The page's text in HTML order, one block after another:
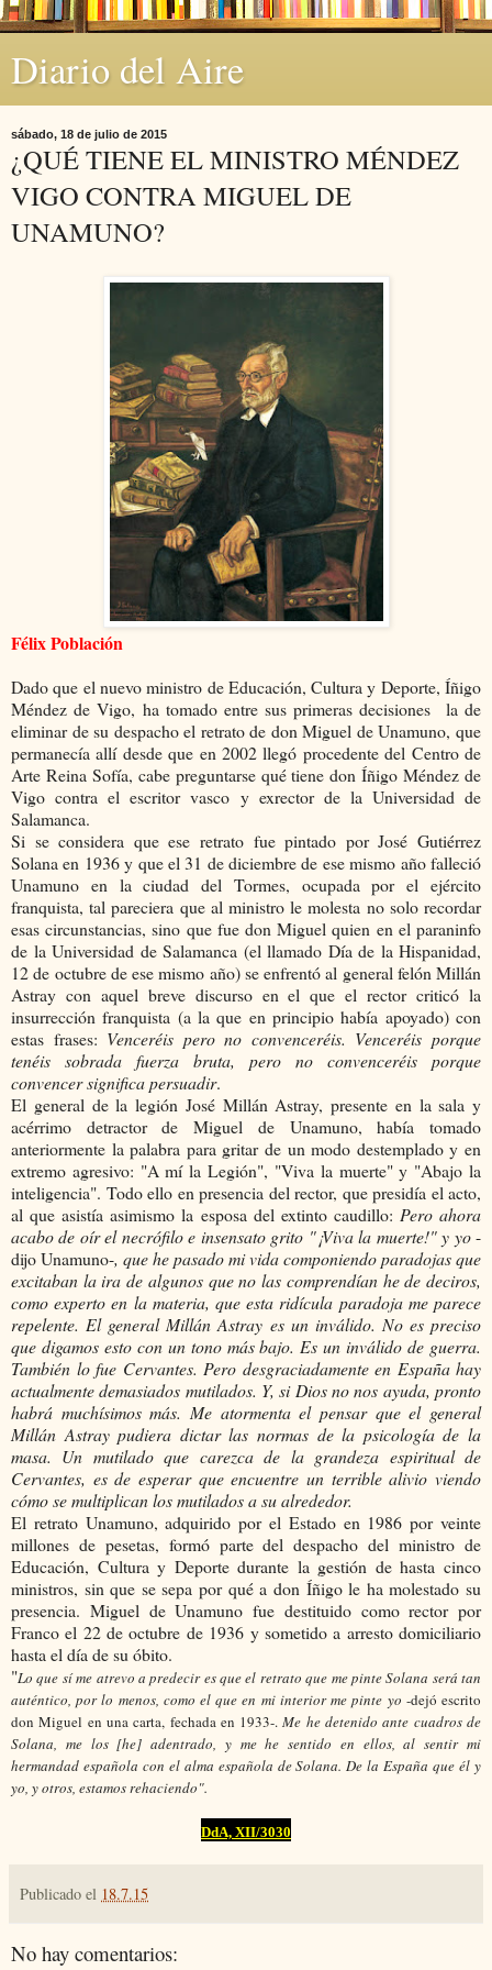
Diario del Aire
sábado, 18 de julio de 2015
¿QUÉ TIENE EL MINISTRO MÉNDEZ
VIGO CONTRA MIGUEL DE
UNAMUNO?
Félix Población
Dado que el nuevo ministro de Educación, Cultura y Deporte, Íñigo
Méndez de Vigo, ha tomado entre sus primeras decisiones
la de
eliminar de su despacho el retrato de don Miguel de Unamuno, que
permanecía allí desde que en 2002 llegó procedente del Centro de
Arte Reina Sofía, cabe preguntarse qué tiene don Íñigo Méndez de
Vigo contra el escritor vasco y exrector de la Universidad de
Salamanca.
Si se considera que ese retrato fue pintado por José Gutiérrez
Solana en 1936 y que el 31 de diciembre de ese mismo año falleció
Unamuno en la ciudad del Tormes, ocupada por el ejército
franquista, tal pareciera que al ministro le molesta no solo recordar
esas circunstancias, sino que fue don Miguel quien en el paraninfo
de la Universidad de Salamanca (el llamado Día de la Hispanidad,
12 de octubre de ese mismo año) se enfrentó al general felón Millán
Astray con aquel breve discurso en el que el rector criticó la
insurrección franquista (a la que en principio había apoyado) con
estas frases: Venceréis pero no convenceréis. Venceréis porque
tenéis sobrada fuerza bruta, pero no convenceréis porque
convencer significa persuadir.
El general de la legión José Millán Astray, presente en la sala y
acérrimo detractor de Miguel de Unamuno, había tomado
anteriormente la palabra para gritar de un modo destemplado y en
extremo agresivo: "A mí la Legión", "Viva la muerte" y "Abajo la
inteligencia". Todo ello en presencia del rector, que presidía el acto,
al que asistía asimismo la esposa del extinto caudillo: Pero ahora
acabo de oír el necrófilo e insensato grito "¡Viva la muerte!" y yo-
dijo Unamuno-, que he pasado mi vida componiendo paradojas que
excitaban la ira de algunos que no las comprendían he de deciros,
como experto en la materia, que esta ridícula paradoja me parece
repelente. El general Millán Astray es un inválido. No es preciso
que digamos esto con un tono más bajo. Es un inválido de guerra.
También lo fue Cervantes. Pero desgraciadamente en España hay
actualmente demasiados mutilados. Y, si Dios no nos ayuda, pronto
habrá muchísimos más. Me atormenta el pensar que el general
Millán Astray pudiera dictar las normas de la psicología de la
masa. Un mutilado que carezca de la grandeza espiritual de
Cervantes, es de esperar que encuentre un terrible alivio viendo
cómo se multiplican los mutilados a su alrededor.
El retrato Unamuno, adquirido por el Estado en 1986 por veinte
millones de pesetas, formó parte del despacho del ministro de
Educación, Cultura y Deporte durante la gestión de hasta cinco
ministros, sin que se sepa por qué a don Íñigo le ha molestado su
presencia. Miguel de Unamuno fue destituido como rector por
Franco el 22 de octubre de 1936 y sometido a arresto domiciliario
hasta el día de su óbito.
"Lo que sí me atrevo a predecir es que el retrato que me pinte Solana será tan
auténtico, por lo menos, como el que en mi interior me pinte yo -dejó escrito
don Miguel en una carta, fechada en 1933-. Me he detenido ante cuadros de
Solana, me los [he] adentrado, y me he sentido en ellos, al sentir mi
hermandad española con el alma española de Solana. De la España que él y
yo, y otros, estamos rehaciendo".
DdA, XII/3030
Publicado el 18.7.15
No hay comentarios: